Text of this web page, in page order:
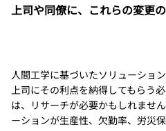
上司や同僚に、これらの変更
人間工学に基づいたソリューショ
上司にその利点を納得してもらう
は、リサーチが必要かもしれませ
ーションが生産性、欠勤率、労災